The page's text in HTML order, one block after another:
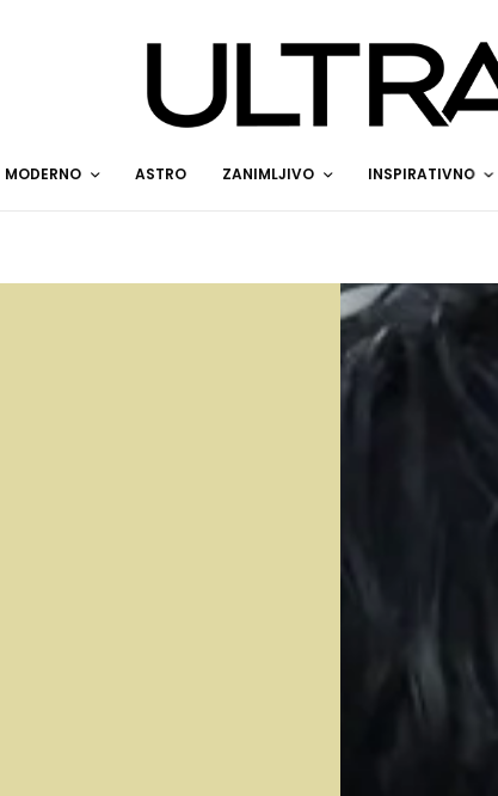
MODERNO ASTRO ZANIMLJIVO INSPIRATIVNO